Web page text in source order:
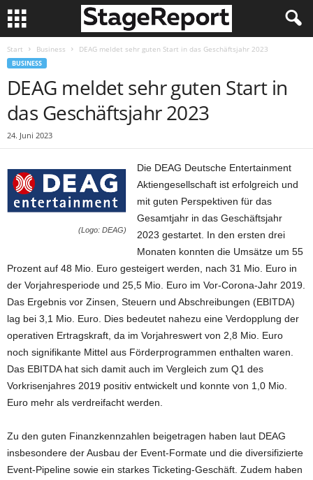
Start Business DEAG meldet sehr guten Start in das Geschäftsjahr 2023
BUSINESS
DEAG meldet sehr guten Start in
das Geschäftsjahr 2023
24. Juni 2023
(Logo: DEAG)
Die DEAG Deutsche Entertainment
Aktiengesellschaft ist erfolgreich und
mit guten Perspektiven für das
Gesamtjahr in das Geschäftsjahr
2023 gestartet. In den ersten drei
Monaten konnten die Umsätze um 55
Prozent auf 48 Mio. Euro gesteigert werden, nach 31 Mio. Euro in
der Vorjahresperiode und 25,5 Mio. Euro im Vor-Corona-Jahr 2019.
Das Ergebnis vor Zinsen, Steuern und Abschreibungen (EBITDA)
lag bei 3,1 Mio. Euro. Dies bedeutet nahezu eine Verdopplung der
operativen Ertragskraft, da im Vorjahreswert von 2,8 Mio. Euro
noch signifikante Mittel aus Förderprogrammen enthalten waren.
Das EBITDA hat sich damit auch im Vergleich zum Q1 des
Vorkrisenjahres 2019 positiv entwickelt und konnte von 1,0 Mio.
Euro mehr als verdreifacht werden.
Zu den guten Finanzkennzahlen beigetragen haben laut DEAG
insbesondere der Ausbau der Event-Formate und die diversifizierte
Event-Pipeline sowie ein starkes Ticketing-Geschäft. Zudem haben